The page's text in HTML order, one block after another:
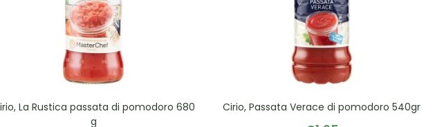
La Rustica passata di pomodoro 680
g
Cirio, Passata Verace di pomodoro 540gr